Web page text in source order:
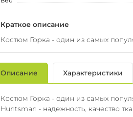
Краткое описание
Костюм Горка - один из самых
Описание Характеристики
Костюм Горка - один из самых
Huntsman - надежность, качество